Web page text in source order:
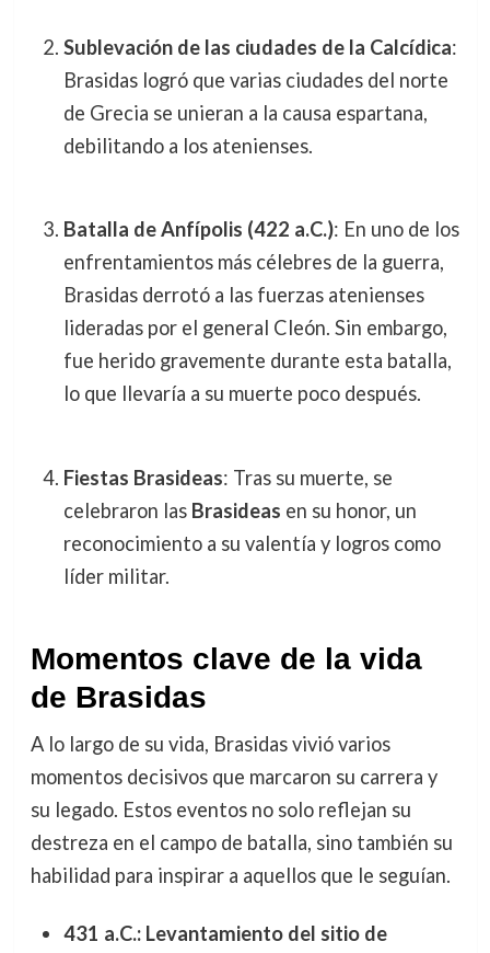
Sublevación de las ciudades de la Calcídica:
Brasidas logró que varias ciudades del norte
de Grecia se unieran a la causa espartana,
debilitando a los atenienses.
Batalla de Anfípolis (422 a.C.): En uno de los
enfrentamientos más célebres de la guerra,
Brasidas derrotó a las fuerzas atenienses
lideradas por el general Cleón. Sin embargo,
fue herido gravemente durante esta batalla,
lo que llevaría a su muerte poco después.
Fiestas Brasideas: Tras su muerte, se
celebraron las Brasideas en su honor, un
reconocimiento a su valentía y logros como
líder militar.
Momentos clave de la vida
de Brasidas
A lo largo de su vida, Brasidas vivió varios
momentos decisivos que marcaron su carrera y
su legado. Estos eventos no solo reflejan su
destreza en el campo de batalla, sino también su
habilidad para inspirar a aquellos que le seguían.
431 a.C.: Levantamiento del sitio de